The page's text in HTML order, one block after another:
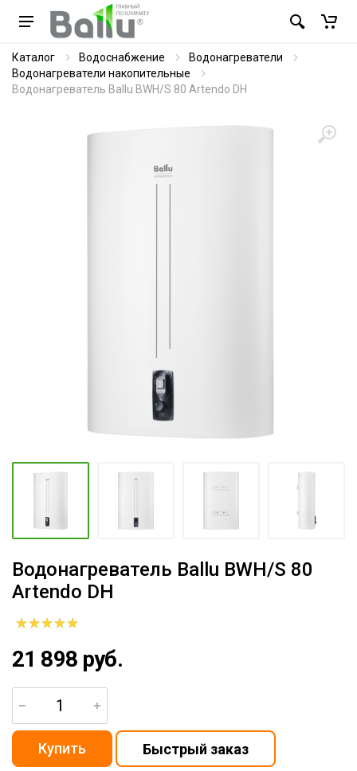
Каталог Водоснабжение
Водонагреватели
Водонагреватели накопительные
Водонагреватель Ballu BWH/S 80 Artendo DH
Водонагреватель Ballu BWH/S 80
Artendo DH
21 898 руб.